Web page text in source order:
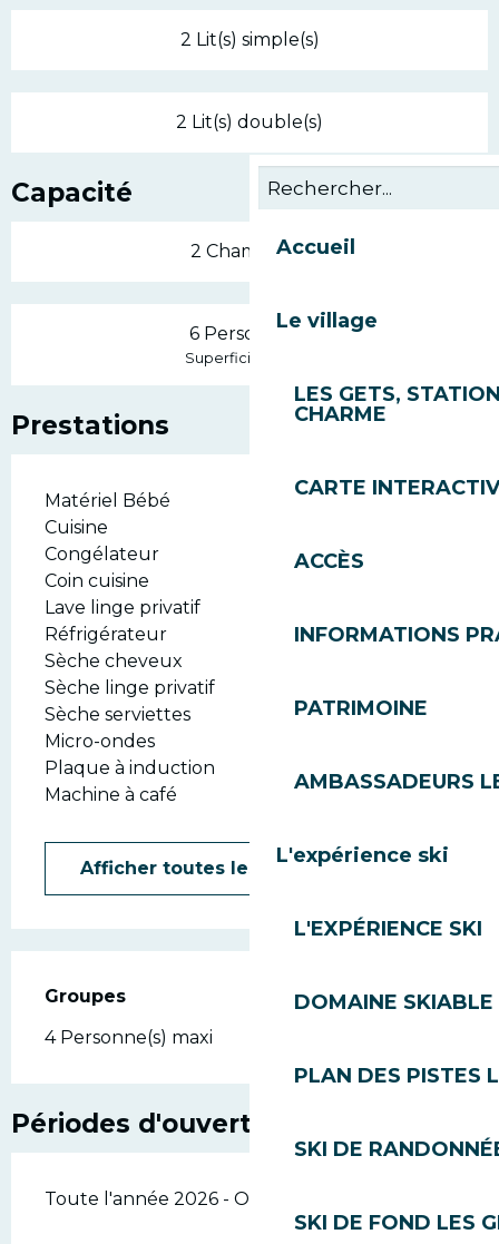
Accueil
Le village
LES GETS,
CHARME
CARTE
ACCÈS
INFORMATIONS
PATRIMOINE
AMBASSADEURS
L'expérience ski
L'EXPÉRIENCE SKI
DOMAINE SKIABLE
PLAN DES PISTES
SKI DE
SKI DE FOND LES
2 Lit(s) simple(s)
2 Lit(s) double(s)
Capacité
2 Chambre(s)
6 Personne(s)
Superficie : 80 m
Prestations
Matériel Bébé
Cuisine
Congélateur
Coin cuisine
Lave linge privatif
Réfrigérateur
Sèche cheveux
Sèche linge privatif
Sèche serviettes
Micro-ondes
Plaque à induction
Machine à café
Afficher toutes les prestations
Groupes
Groupes
4 Personne(s) maxi
Périodes d'ouverture
Toute l'année 2026 - Ouvert tous les jours